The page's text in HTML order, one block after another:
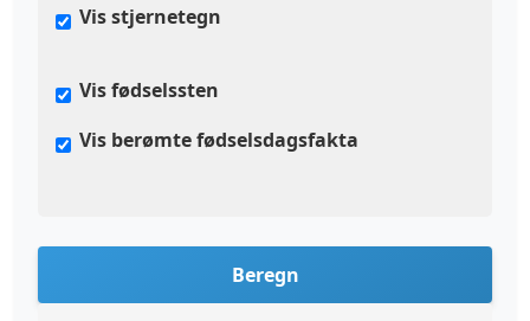
Vis stjernetegn
Vis fødselssten
Vis berømte fødselsdagsfakta
Beregn